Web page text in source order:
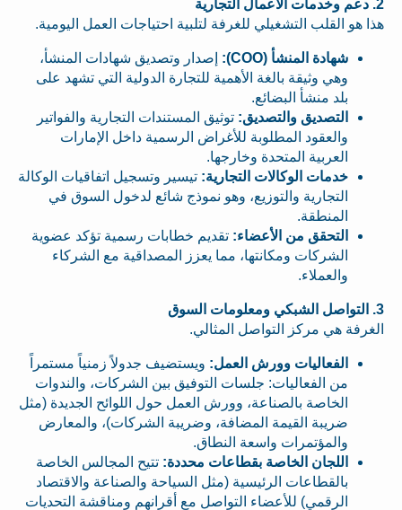
2. دعم وخدمات الأعمال التجارية
هذا هو القلب التشغيلي للغرفة لتلبية احتياجات العمل اليومية.
شهادة المنشأ (COO):
إصدار وتصديق شهادات المنشأ،
وهي وثيقة بالغة الأهمية للتجارة الدولية التي تشهد على
بلد منشأ البضائع.
التصديق والتصديق: توثيق المستندات التجارية والفواتير
والعقود المطلوبة للأغراض الرسمية داخل الإمارات
العربية المتحدة وخارجها.
خدمات الوكالات التجارية: تيسير وتسجيل اتفاقيات الوكالة
التجارية والتوزيع، وهو نموذج شائع لدخول السوق في
المنطقة.
التحقق من الأعضاء: تقديم خطابات رسمية تؤكد عضوية
الشركات ومكانتها، مما يعزز المصداقية مع الشركاء
والعملاء.
3. التواصل الشبكي ومعلومات السوق
الغرفة هي مركز التواصل المثالي.
الفعاليات وورش العمل: ويستضيف جدولاً زمنياً مستمراً
من الفعاليات: جلسات التوفيق بين الشركات، والندوات
الخاصة بالصناعة، وورش العمل حول اللوائح الجديدة (مثل
ضريبة القيمة المضافة، وضريبة الشركات)، والمعارض
والمؤتمرات واسعة النطاق.
اللجان الخاصة بقطاعات محددة: تتيح المجالس الخاصة
بالقطاعات الرئيسية (مثل السياحة والصناعة والاقتصاد
الرقمي) للأعضاء التواصل مع أقرانهم ومناقشة التحديات